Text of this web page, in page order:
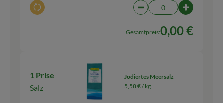
Auswahl ändern Artikelanzahl
Gesamtpreis:0,00 €
1 Prise
Salz
Jodiertes Meersalz
5,58 € /kg